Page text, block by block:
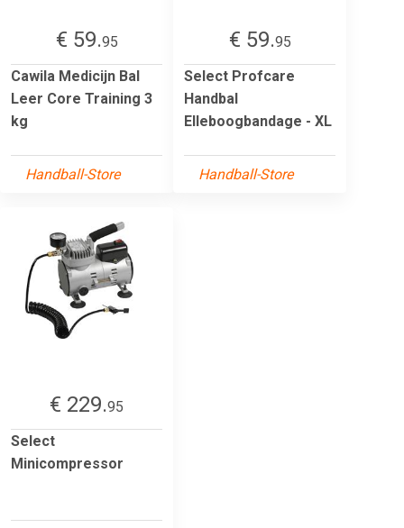
€ 59.95
Cawila Medicijn Bal
Leer Core Training 3
kg
Handball-Store
€ 59.95
Select Profcare
Handbal
Elleboogbandage - XL
Handball-Store
€ 229.95
Select
Minicompressor